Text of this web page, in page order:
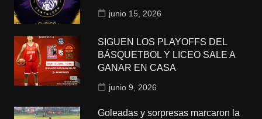
junio 15, 2026
SIGUEN LOS PLAYOFFS DEL
BÁSQUETBOL Y LICEO SALE A
GANAR EN CASA
junio 9, 2026
Goleadas y sorpresas marcaron la